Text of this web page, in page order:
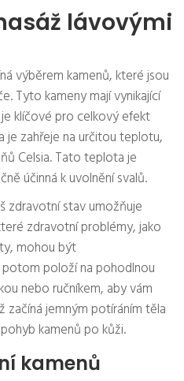
lávovými
výběrem kamenů, které jsou
Tyto kameny mají vynikající
klíčové pro celkový efekt
je zahřeje na určitou teplotu,
Celsia. Tato teplota je
účinná k uvolnění svalů.
zdravotní stav umožňuje
zdravotní problémy, jako
mohou být
položí na pohodlnou
nebo ručníkem, aby vám
jemným potíráním těla
kamenů po kůži.
kamenů